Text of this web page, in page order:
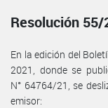
Resolución 55/
En la edición del
2021, donde se
N° 64764/21, se
emisor: